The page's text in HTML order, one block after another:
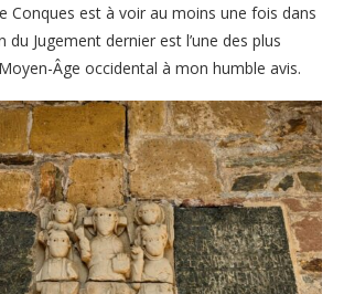
Conques est à voir au moins une fois dans
du Jugement dernier est l’une des plus
Âge occidental à mon humble avis.